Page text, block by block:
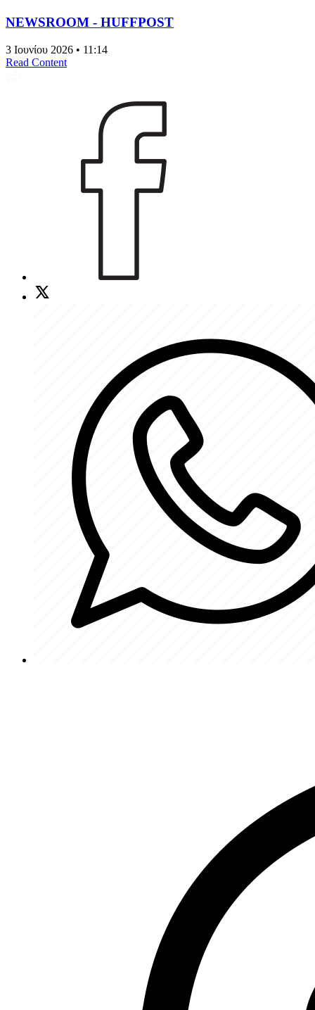
NEWSROOM - HUFFPOST
3 Ιουνίου 2026 • 11:14
Read Content